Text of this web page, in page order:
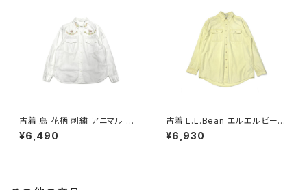
古着 鳥 花柄 刺繍 アニマル コッ
トン100％ 長袖 シャツ 白 (ttu2
602024)
¥6,490
古着 L.L.Bean エルエルビーン
無地 コットン100％ 長袖 シャツ
黄 (ttu2603109)
¥6,930